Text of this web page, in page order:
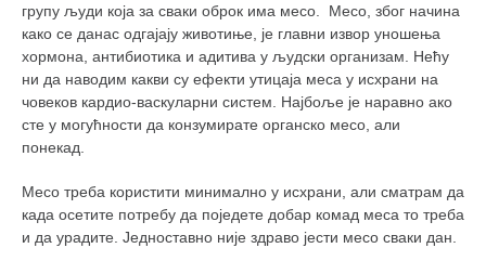
групу људи која за сваки оброк има месо. Месо, због начина
како се данас одгајају животиње, је главни извор уношења
хормона, антибиотика и адитива у људски организам. Нећу
ни да наводим какви су ефекти утицаја меса у исхрани на
човеков кардио-васкуларни систем. Најбоље је наравно ако
сте у могућности да конзумирате органско месо, али
понекад.
Месо треба користити минимално у исхрани, али сматрам да
када осетите потребу да поједете добар комад меса то треба
и да урадите. Једноставно није здраво јести месо сваки дан.